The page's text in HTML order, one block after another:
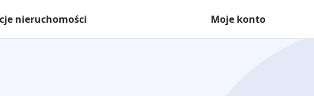
nieruchomości Moje konto